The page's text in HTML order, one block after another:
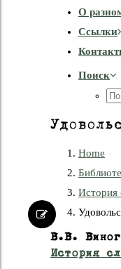
О
Cсылки
Поиск
Home
История
В.В.
История